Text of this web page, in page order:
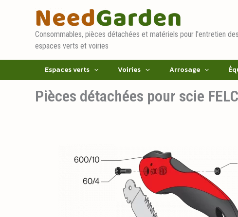
Consommables, pièces détachées et matériels pour l'entretien des
espaces verts et voiries
Espaces verts Voiries Arrosage
Pièces détachées pour scie